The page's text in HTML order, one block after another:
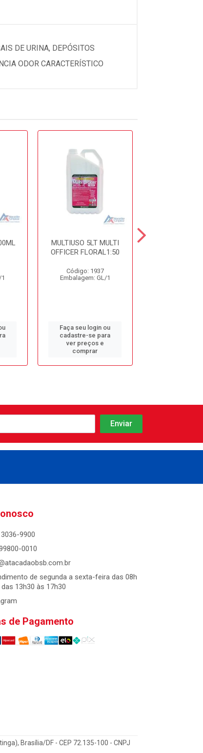
DE URINA, DEPÓSITOS
ODOR CARACTERÍSTICO
MULTIUSO 5LT MULTI
OFFICER FLORAL1:50
Código: 1937
Embalagem: GL/1
Faça seu login ou
cadastre-se para
ver preços e
comprar
9900
0010
de segunda a sexta-feira das 08h
13h30 às 17h30
de Pagamento
Brasília/DF - CEP 72.135-100 - CNPJ